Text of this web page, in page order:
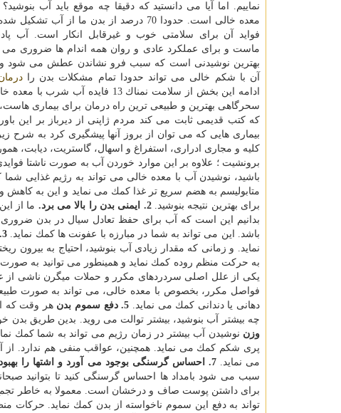
نماییم. اما آیا می دانستید كه دقیقا چه موقع باید آب
معده خالی است. حدودا 70 درصد از بدن ما از آب
فواید آن برای سلامتی خوب و غیرقابل انكار است. آب
ماست و برای عملكرد عادی و روان همه اندام ها ضروری می
بهترین نوشیدنی است كه سبب فرو نشاندن عطش می شود و
آن با شكم خالی می تواند حدودا تمام مشكلات بدن را
ادامه این بخش از سلامت نمناك
سحرگاهی بهترین و طبیعی ترین راه درمان برای بیماری
كه كتب قدیمی ثابت می كند مردم ژاپنی از دیرباز بر این
بیماری هایی كه می توان از بروز آنها پیشگیری كرد به
كلیه و مجاری ادراری، استفراغ و اسهال، گاستریت، دیابت،
برونشیت ؛ علاوه بر این موارد خوردن آب به صورت ناشتا
متابولیسم به هضم سریع تر غذا كمك می نماید و این به
برای بهترین نتیجه بنوشید.2. ایمنی بدن را بالا می برد.
ما از
بدانیم این است كه آب برای حفظ تعادل سیال در بدن
باشد. این می تواند به شما در مبارزه با عفونت ها كمك نماید. 3. پاكسازی شكم
نماید. و زمانی كه مقدار زیادی آب بنوشید، احتیاج به
به حركت منظم روده كمك نماید و همینطور می توانید به
یكی از علل اصلی سردردهای مكرر و حملات میگرن ناشی
فواصل مكرر، بخصوص با معده خالی، می تواند به صورت
دهانی یا دندانی كمك می نماید. 5. دفع سموم بدن
هر وقت كه
چه بیشتر آب بنوشید، بیشتر توالت می روید. بدین طریق بدن
وزن نوشیدن آب بیشتر در زمان رژیم می تواند به شما كمك
پری شكم كمك می نماید. همچنین، عواقب منفی هم ندارد. از
می نماید.7. احساس گرسنگی بوجود می آورد و اشتها را بهبود می بخشد
سبب می شود بامداد ها احساس گرسنگی كنید تا بتوانید
برای داشتن پوست صاف و درخشان است. معمولا به خاطر
تواند به دفع این سموم ناخواسته از بدن كمك نماید.